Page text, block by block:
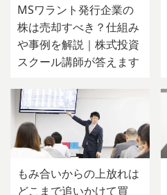
MSワラント発行企業の
株は売却すべき？仕組み
や事例を解説｜株式投資
スクール講師が答えます
もみ合いからの上放れは
どこまで追いかけて買